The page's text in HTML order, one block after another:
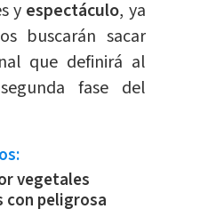
y espectáculo, ya
buscarán sacar
que definirá al
fase del
vegetales
con peligrosa